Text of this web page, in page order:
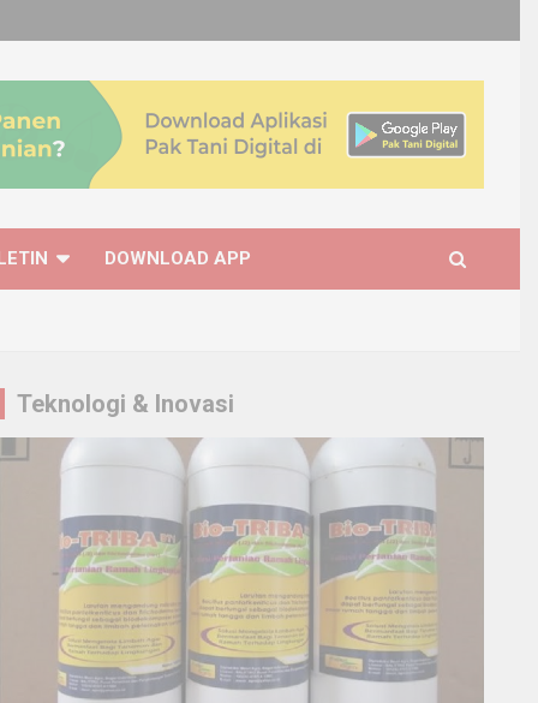
DOWNLOAD APP
Teknologi & Inovasi